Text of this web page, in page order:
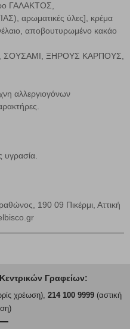
ΓΑΛΑΚΤΟΣ,
αρωματικές ύλες], κρέμα
αποβουτυρωμένο κακάο
ΣΟΥΣΑΜΙ, ΞΗΡΟΥΣ ΚΑΡΠΟΥΣ,
αλλεργιογόνων
υγρασία.
190 09 Πικέρμι, Αττική
Γραφείων:
χρέωση), 214 100 9999(αστική